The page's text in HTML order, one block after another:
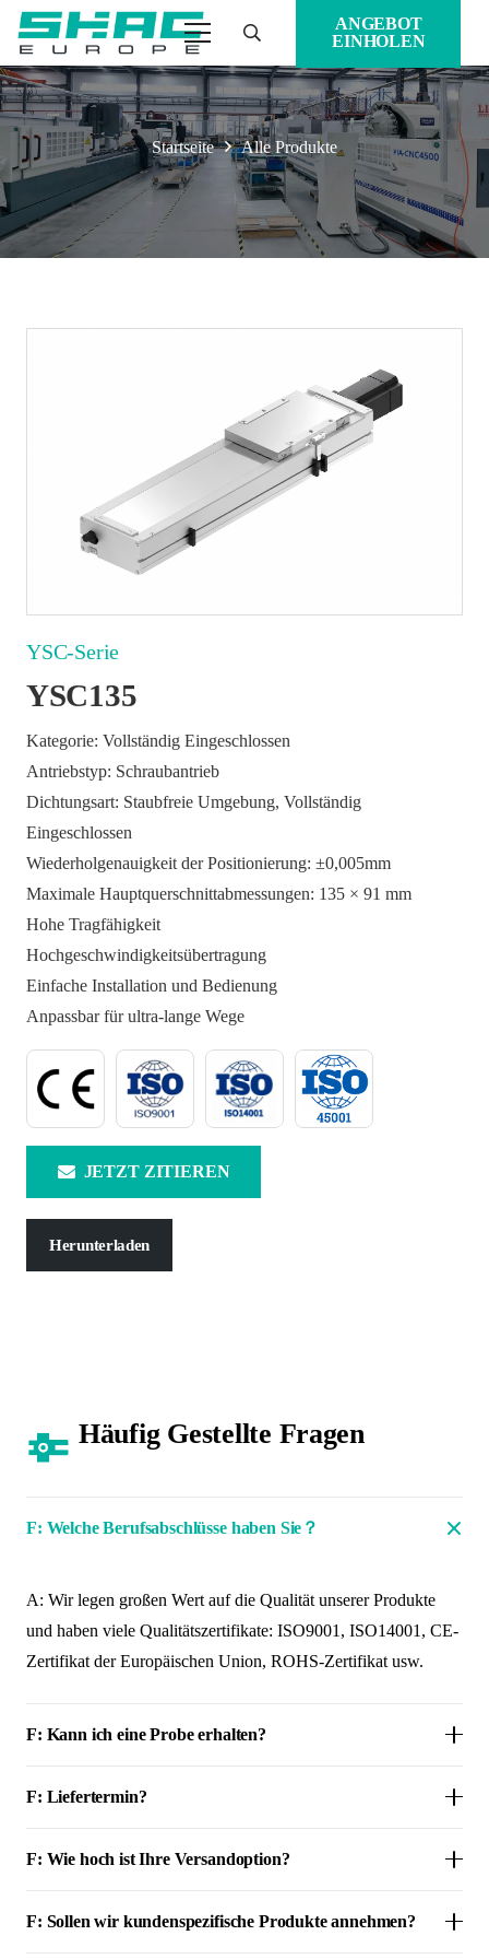
ANGEBOT
EINHOLEN
Startseite Alle Produkte
YSC-Serie
YSC135
Kategorie: Vollständig Eingeschlossen
Antriebstyp: Schraubantrieb
Dichtungsart: Staubfreie Umgebung, Vollständig
Eingeschlossen
Wiederholgenauigkeit der Positionierung: ±0,005mm
Maximale Hauptquerschnittabmessungen: 135 × 91 mm
Hohe Tragfähigkeit
Hochgeschwindigkeitsübertragung
Einfache Installation und Bedienung
Anpassbar für ultra-lange Wege
JETZT ZITIEREN
Herunterladen
Häufig Gestellte Fragen
F: Welche Berufsabschlüsse haben Sie？
A: Wir legen großen Wert auf die Qualität unserer Produkte
und haben viele Qualitätszertifikate: ISO9001, ISO14001, CE-
Zertifikat der Europäischen Union, ROHS-Zertifikat usw.
F: Kann ich eine Probe erhalten?
F: Liefertermin?
F: Wie hoch ist Ihre Versandoption?
F: Sollen wir kundenspezifische Produkte annehmen?